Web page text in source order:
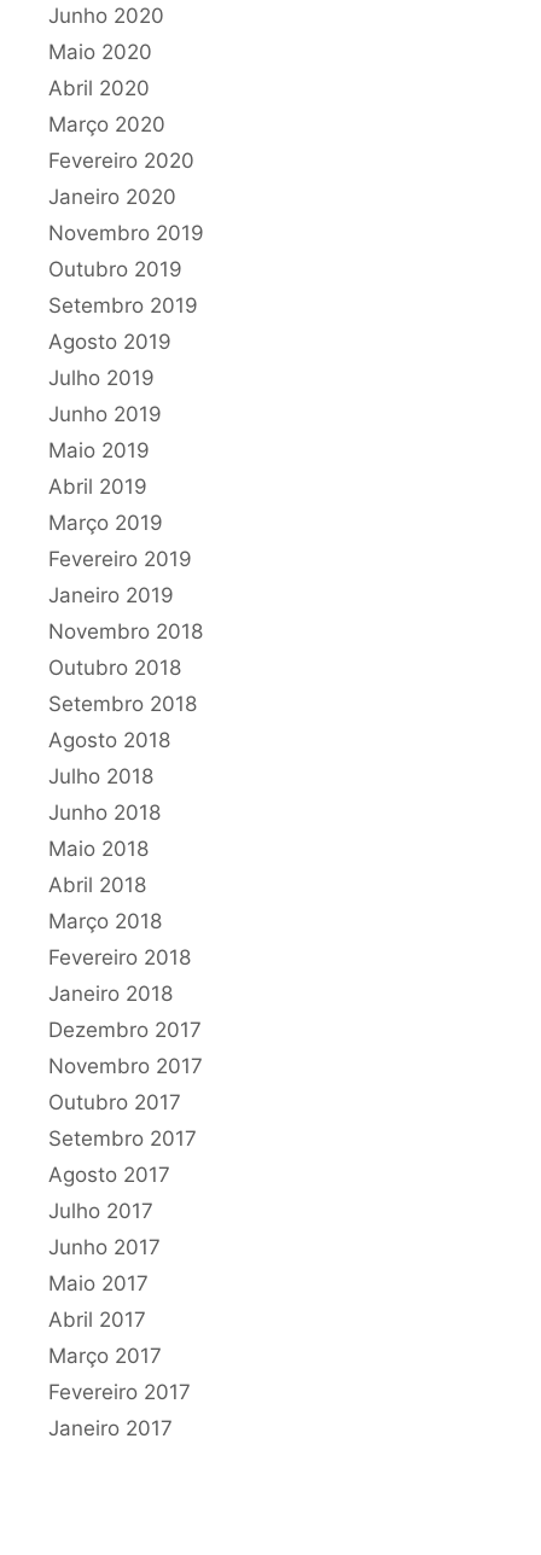
Junho 2020
Maio 2020
Abril 2020
Março 2020
Fevereiro 2020
Janeiro 2020
Novembro 2019
Outubro 2019
Setembro 2019
Agosto 2019
Julho 2019
Junho 2019
Maio 2019
Abril 2019
Março 2019
Fevereiro 2019
Janeiro 2019
Novembro 2018
Outubro 2018
Setembro 2018
Agosto 2018
Julho 2018
Junho 2018
Maio 2018
Abril 2018
Março 2018
Fevereiro 2018
Janeiro 2018
Dezembro 2017
Novembro 2017
Outubro 2017
Setembro 2017
Agosto 2017
Julho 2017
Junho 2017
Maio 2017
Abril 2017
Março 2017
Fevereiro 2017
Janeiro 2017